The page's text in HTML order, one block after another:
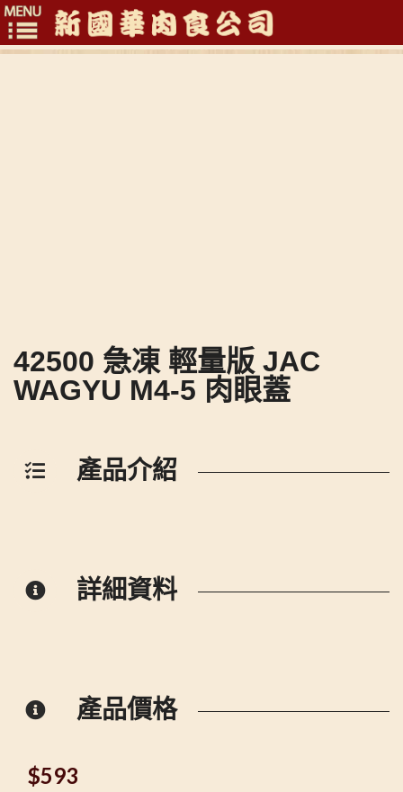
Toggle
42500 急凍 輕量版 JAC
WAGYU M4-5 肉眼蓋
產品介紹
詳細資料
產品價格
$593